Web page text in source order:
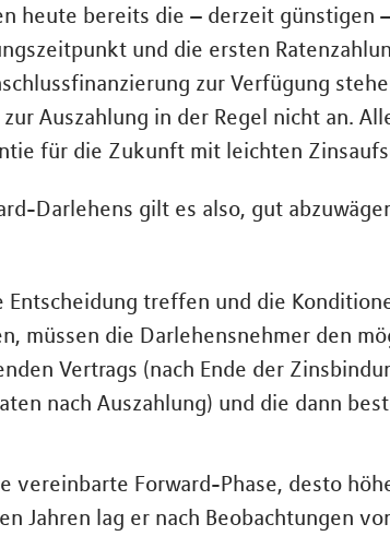
heute bereits die – derzeit günstigen
und die ersten
zur Verfügung
Auszahlung in der Regel nicht an.
für die Zukunft mit leichten
Darlehens gilt es also, gut
Entscheidung treffen und die
müssen die Darlehensnehmer den
Vertrags (nach Ende der
nach Auszahlung) und die dann
vereinbarte Forward-Phase, desto
Jahren lag er nach Beobachtungen